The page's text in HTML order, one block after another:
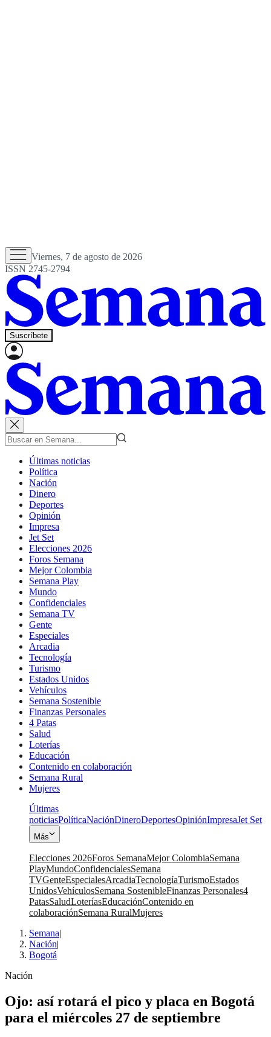
Viernes, 7 de agosto de 2026
ISSN 2745-2794
Suscríbete
Últimas noticias
Política
Nación
Dinero
Deportes
Opinión
Impresa
Jet Set
Elecciones 2026
Foros Semana
Mejor Colombia
Semana Play
Mundo
Confidenciales
Semana TV
Gente
Especiales
Arcadia
Tecnología
Turismo
Estados Unidos
Vehículos
Semana Sostenible
Finanzas Personales
4 Patas
Salud
Loterías
Educación
Contenido en colaboración
Semana Rural
Mujeres
Últimas
noticiasPolíticaNaciónDineroDeportesOpiniónImpresaJet Set
Más
Elecciones 2026Foros SemanaMejor ColombiaSemana
PlayMundoConfidencialesSemana
TVGenteEspecialesArcadiaTecnologíaTurismoEstados
UnidosVehículosSemana SostenibleFinanzas Personales4
PatasSaludLoteríasEducaciónContenido en
colaboraciónSemana RuralMujeres
Semana|
Nación|
Bogotá
Nación
Ojo: así rotará el pico y placa en Bogotá
para el miércoles 27 de septiembre